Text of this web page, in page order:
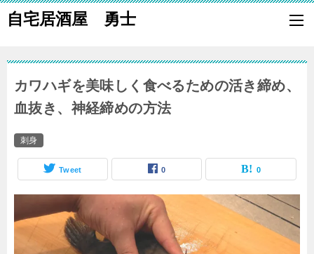
自宅居酒屋 勇士
自宅で居酒屋の「酒の肴」になる料理を楽しく作り、家族や親族に友
カワハギを美味しく食べるための活き締め、
血抜き、神経締めの方法
刺身
Tweet 0 0